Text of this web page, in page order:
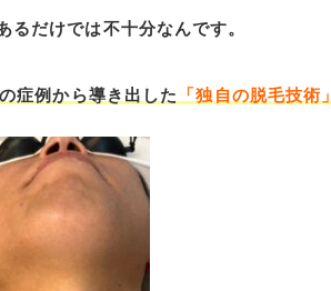
るだけでは不十分なんです。
症例から導き出した 「独自の脱毛技術」